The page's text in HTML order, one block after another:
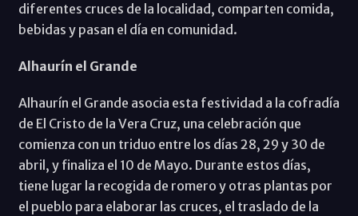
diferentes cruces de la localidad, comparten comida,
bebidas y pasan el día en comunidad.
Alhaurín el Grande
Alhaurín el Grande asocia esta festividad a la cofradía
de El Cristo de la Vera Cruz, una celebración que
comienza con un triduo entre los días 28, 29 y 30 de
abril, y finaliza el 10 de Mayo. Durante estos días,
tiene lugar la recogida de romero y otras plantas por
el pueblo para elaborar las cruces, el traslado de la